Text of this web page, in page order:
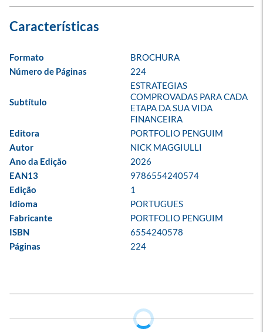
Formato
BROCHURA
Número de Páginas
224
Subtítulo
ESTRATEGIAS
COMPROVADAS PARA CADA
ETAPA DA SUA VIDA
FINANCEIRA
Editora
PORTFOLIO PENGUIM
Autor
NICK MAGGIULLI
Ano da Edição
2026
EAN13
9786554240574
Edição
1
Idioma
PORTUGUES
Fabricante
PORTFOLIO PENGUIM
ISBN
6554240578
Páginas
224